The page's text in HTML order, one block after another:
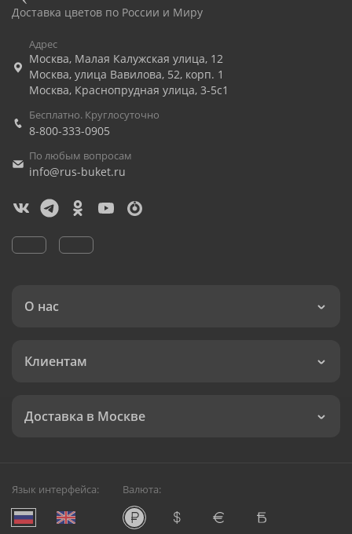
Доставка цветов по России и Миру
Адрес
Москва, Малая Калужская улица, 12
Москва, улица Вавилова, 52, корп. 1
Москва, Краснопрудная улица, 3-5с1
Бесплатно. Круглосуточно
8-800-333-0905
По любым вопросам
info@rus-buket.ru
О нас
Клиентам
Доставка в Москве
Язык интерфейса: Валюта: